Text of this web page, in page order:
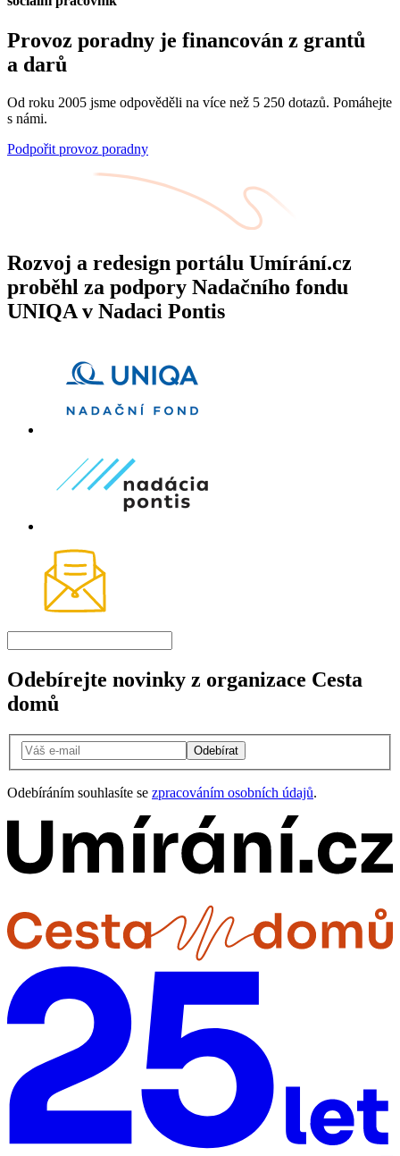
Provoz poradny je financován z grantů
a darů
Od roku 2005 jsme odpověděli na více než 5 250 dotazů. Pomáhejte
s námi.
Podpořit provoz poradny
Rozvoj a redesign portálu Umírání.cz
proběhl za podpory Nadačního fondu
UNIQA v Nadaci Pontis
Odebírejte novinky z organizace Cesta
domů
Odebírat
Odebíráním souhlasíte se zpracováním osobních údajů.